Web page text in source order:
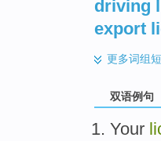
driving
export
更多词组
双语例句
Your